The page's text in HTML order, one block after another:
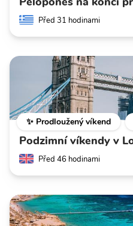
Před 31 hodinami
✨ Prodloužený víkend
Podzimní víkendy v
Před 46 hodinami